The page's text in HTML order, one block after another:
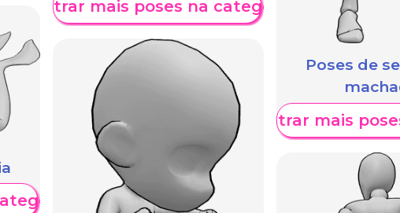
Mostrar mais poses na categoria
Poses de
Mostrar mais